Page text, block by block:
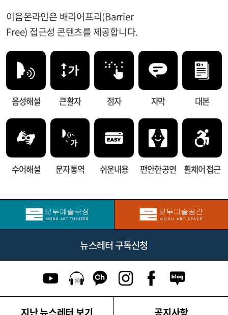
이음온라인은 배리어프리(Barrier
Free) 접근성 콘텐츠를 제공합니다.
음성해설 큰 활자 점자 자막 대본
수어해설 문자 통역 쉬운내용 편안한 공연 휠체어 접근
뉴스레터 구독신청
지난 뉴스레터 보기
카카오톡 채널 이동
유튜브 이동팟캐스트 이동 네이버블로
페이스북 이동
인스타그램 이동
공지사항